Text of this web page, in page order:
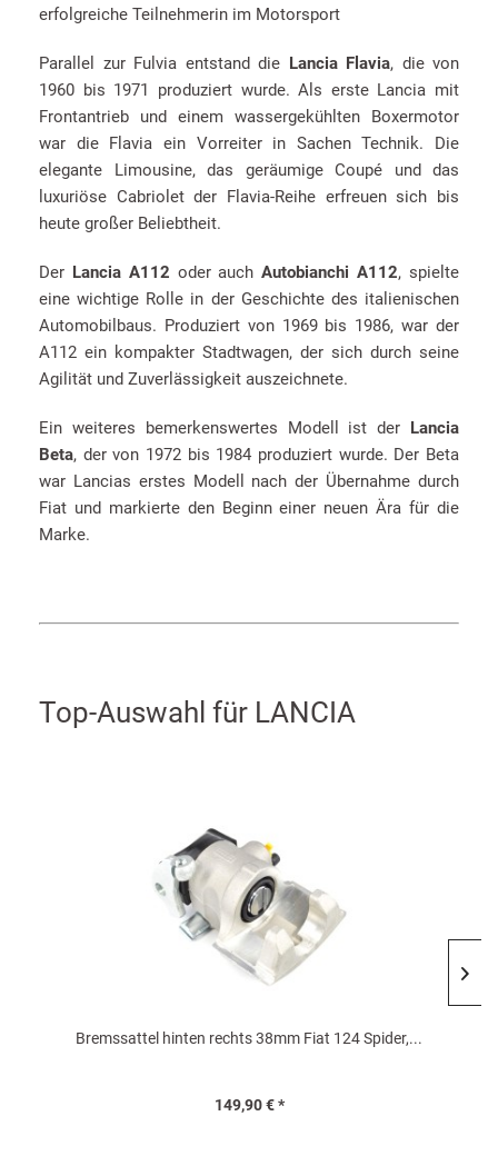
erfolgreiche Teilnehmerin im Motorsport
Parallel zur Fulvia entstand die Lancia Flavia, die von
1960 bis 1971 produziert wurde. Als erste Lancia mit
Frontantrieb und einem wassergekühlten Boxermotor
war die Flavia ein Vorreiter in Sachen Technik. Die
elegante Limousine, das geräumige Coupé und das
luxuriöse Cabriolet der Flavia-Reihe erfreuen sich bis
heute großer Beliebtheit.
Der Lancia A112 oder auchAutobianchi A112, spielte
eine wichtige Rolle in der Geschichte des italienischen
Automobilbaus. Produziert von 1969 bis 1986, war der
A112 ein kompakter Stadtwagen, der sich durch seine
Agilität und Zuverlässigkeit auszeichnete.
Ein weiteres bemerkenswertes Modell ist der Lancia
Beta, der von 1972 bis 1984 produziert wurde. Der Beta
war Lancias erstes Modell nach der Übernahme durch
Fiat und markierte den Beginn einer neuen Ära für die
Marke.
Top-Auswahl für LANCIA
Bremssattel hinten rechts 38mm Fiat 124 Spider,...
149,90 € *